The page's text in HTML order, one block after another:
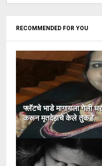
RECOMMENDED FOR YOU
फ्लॅटचे भाडे मागायला गेली
करून मृतदेहाचे केले तुकडे.